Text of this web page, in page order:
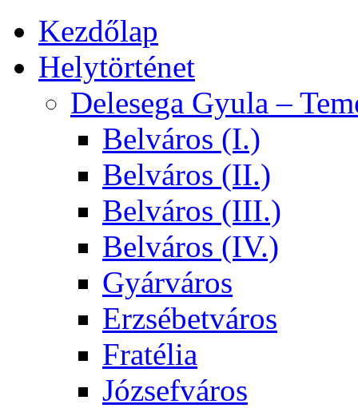
Kezdőlap
Helytörténet
Delesega Gyula –
Belváros (I.)
Belváros (II.)
Belváros (III.)
Belváros (IV.)
Gyárváros
Erzsébetváros
Fratélia
Józsefváros